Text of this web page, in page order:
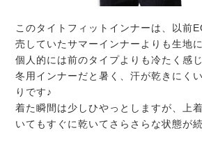
このタイトフィットインナーは、以前
売していたサマーインナーよりも生地
個人的には前のタイプよりも冷たく感
冬用インナーだと暑く、汗が乾きにく
りです♪
着た瞬間は少しひやっとしますが、上
いてもすぐに乾いてさらさらな状態が続